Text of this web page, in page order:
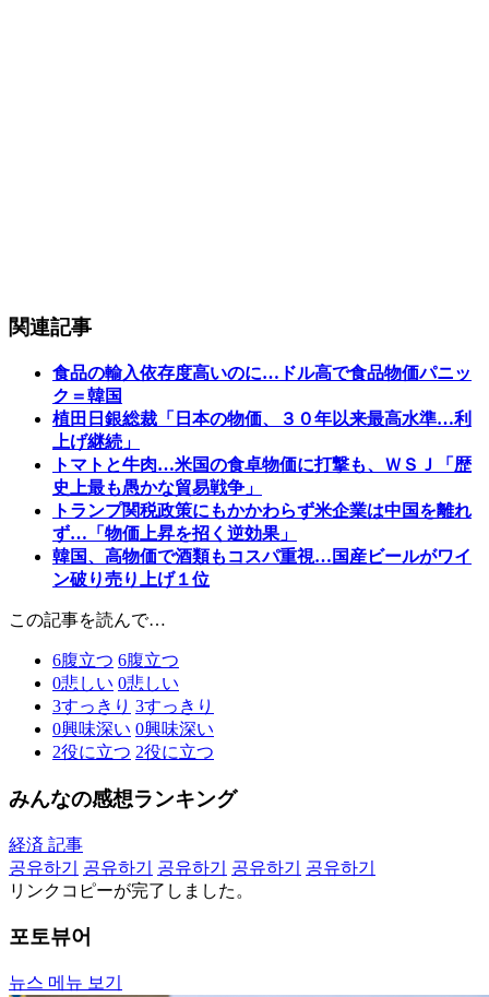
関連記事
食品の輸入依存度高いのに…ドル高で食品物価パニッ
ク＝韓国
植田日銀総裁「日本の物価、３０年以来最高水準…利
上げ継続」
トマトと牛肉…米国の食卓物価に打撃も、ＷＳＪ「歴
史上最も愚かな貿易戦争」
トランプ関税政策にもかかわらず米企業は中国を離れ
ず…「物価上昇を招く逆効果」
韓国、高物価で酒類もコスパ重視…国産ビールがワイ
ン破り売り上げ１位
この記事を読んで…
6腹立つ 6腹立つ
0悲しい 0悲しい
3すっきり 3すっきり
0興味深い 0興味深い
2役に立つ 2役に立つ
みんなの感想ランキング
経済 記事
공유하기
공유하기 공유하기 공유하기
공유하기
リンクコピーが完了しました。
포토뷰어
뉴스 메뉴 보기